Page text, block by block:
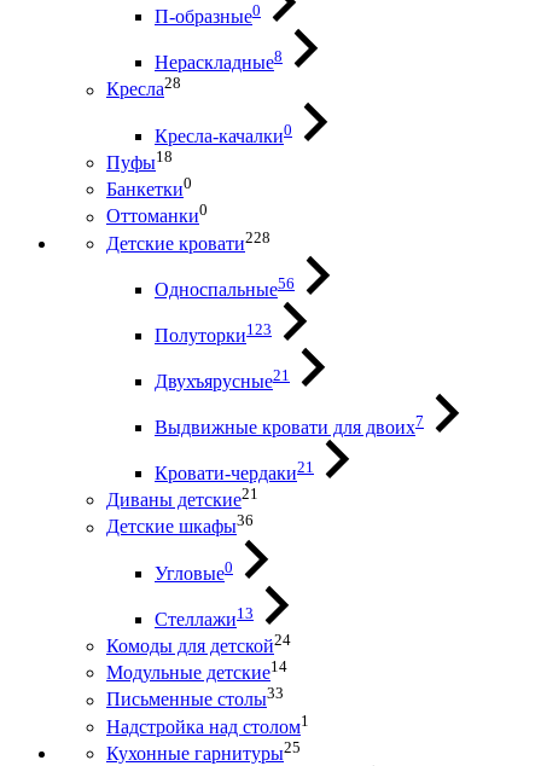
П-образные0
Нераскладные8
Кресла28
Кресла-качалки0
Пуфы18
Банкетки0
Оттоманки0
Детские кровати228
Односпальные56
Полуторки123
Двухъярусные21
Выдвижные кровати для двоих7
Кровати-чердаки21
Диваны детские21
Детские шкафы36
Угловые0
Стеллажи13
Комоды для детской24
Модульные детские14
Письменные столы33
Надстройка над столом1
Кухонные гарнитуры25